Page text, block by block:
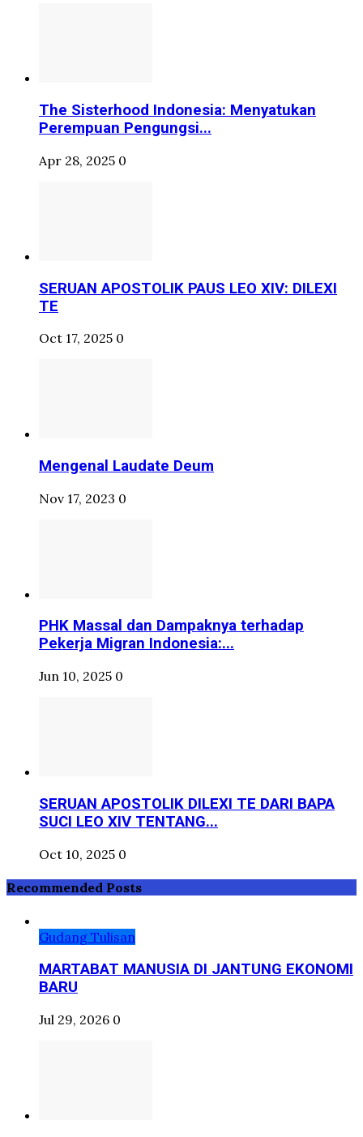
The Sisterhood Indonesia: Menyatukan
Perempuan Pengungsi...
Apr 28, 2025 0
SERUAN APOSTOLIK PAUS LEO XIV: DILEXI
TE
Oct 17, 2025 0
Mengenal Laudate Deum
Nov 17, 2023 0
PHK Massal dan Dampaknya terhadap
Pekerja Migran Indonesia:...
Jun 10, 2025 0
SERUAN APOSTOLIK DILEXI TE DARI BAPA
SUCI LEO XIV TENTANG...
Oct 10, 2025 0
Recommended Posts
Gudang Tulisan
MARTABAT MANUSIA DI JANTUNG EKONOMI
BARU
Jul 29, 2026 0